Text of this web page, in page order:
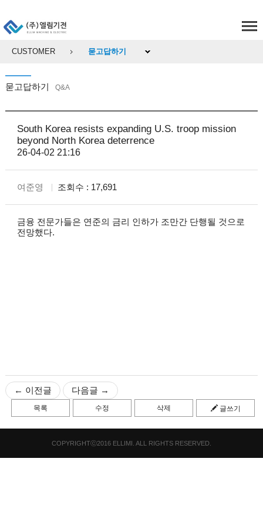
CUSTOMER 묻고답하기
묻고답하기 Q&A
South Korea resists expanding U.S. troop mission
beyond North Korea deterrence
26-04-02 21:16
여준영 조회수 : 17,691
금융 전문가들은 연준의 금리 인하가 조만간 단행될 것으로
전망했다.
← 이전글 다음글 →
목록 수정 삭제 글쓰기
COPYRIGHTⓒ2016 ELLIMI. ALL RIGHTS RESERVED.